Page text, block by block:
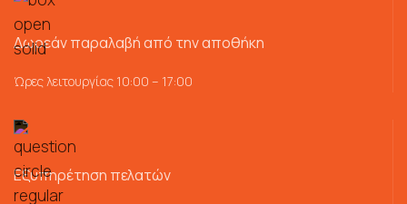
Δωρεάν παραλαβή από την αποθήκη
Ώρες λειτουργίας 10:00 – 17:00
Εξυπηρέτηση πελατών